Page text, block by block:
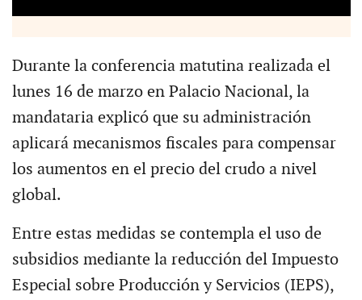
Durante la conferencia matutina realizada el
lunes 16 de marzo en Palacio Nacional, la
mandataria explicó que su administración
aplicará mecanismos fiscales para compensar
los aumentos en el precio del crudo a nivel
global.
Entre estas medidas se contempla el uso de
subsidios mediante la reducción del Impuesto
Especial sobre Producción y Servicios (IEPS),